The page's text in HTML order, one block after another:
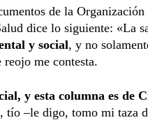
de la
dice lo siguiente: «La
y social, y no
reojo me contesta.
y esta columna es de
tío –le digo, tomo mi taza